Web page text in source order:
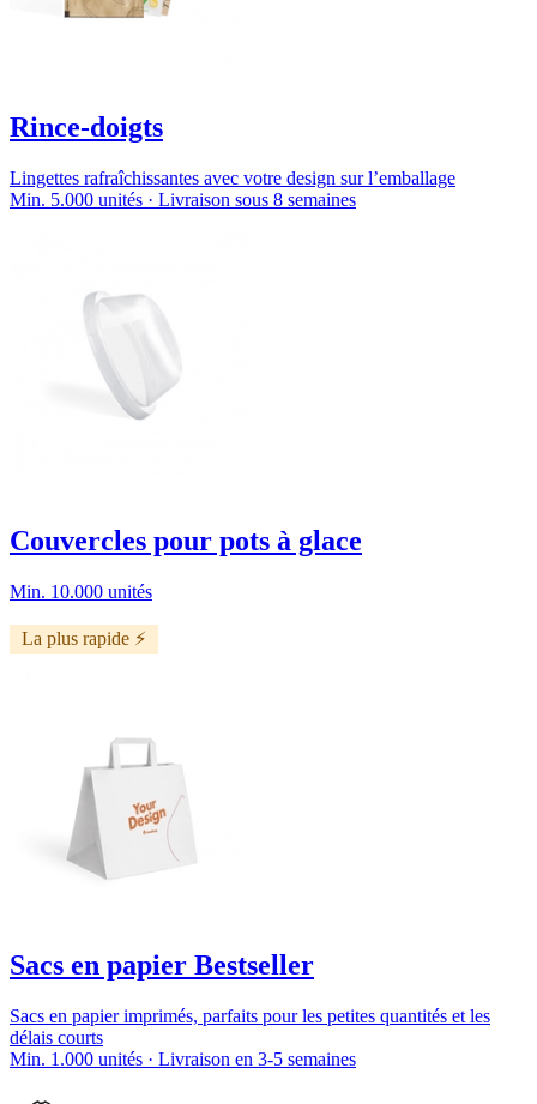
Rince-doigts
Lingettes rafraîchissantes avec votre design sur l’emballage
Min. 5.000 unités · Livraison sous 8 semaines
Couvercles pour pots à glace
Min. 10.000 unités
La plus rapide ⚡️
Sacs en papier Bestseller
Sacs en papier imprimés, parfaits pour les petites quantités et les
délais courts
Min. 1.000 unités · Livraison en 3-5 semaines